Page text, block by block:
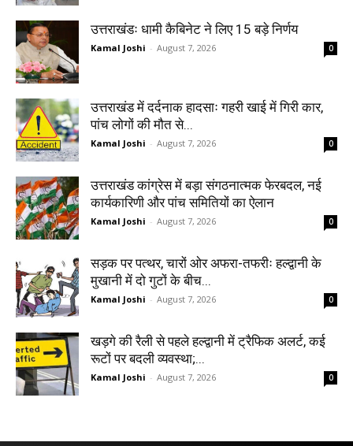
उत्तराखंडः धामी कैबिनेट ने लिए 15 बड़े निर्णय
Kamal Joshi - August 7, 2026 0
उत्तराखंड में दर्दनाक हादसाः गहरी खाई में गिरी कार,
पांच लोगों की मौत से...
Kamal Joshi - August 7, 2026 0
उत्तराखंड कांग्रेस में बड़ा संगठनात्मक फेरबदल, नई
कार्यकारिणी और पांच समितियों का ऐलान
Kamal Joshi - August 7, 2026 0
सड़क पर पत्थर, चारों ओर अफरा-तफरीः हल्द्वानी के
मुखानी में दो गुटों के बीच...
Kamal Joshi - August 7, 2026 0
खड़गे की रैली से पहले हल्द्वानी में ट्रैफिक अलर्ट, कई
रूटों पर बदली व्यवस्था;...
Kamal Joshi - August 7, 2026 0